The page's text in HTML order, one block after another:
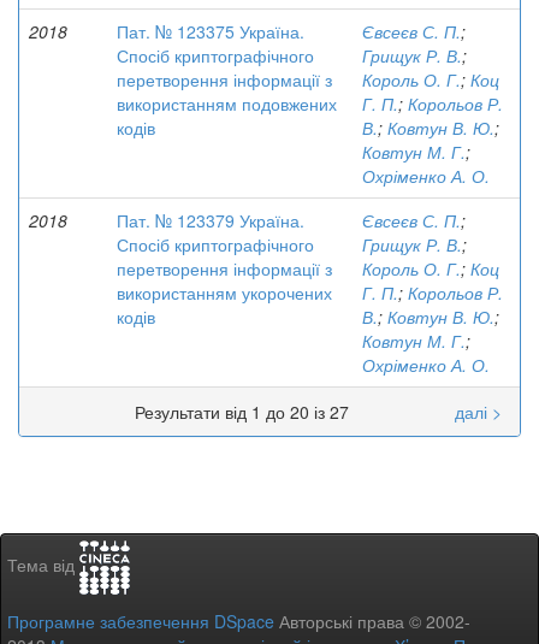
2018
Пат. № 123375 Україна.
Спосіб криптографічного
перетворення інформації з
використанням подовжених
кодів
Євсеєв С. П.;
Грищук Р. В.;
Король О. Г.; Коц
Г. П.; Корольов Р.
В.; Ковтун В. Ю.;
Ковтун М. Г.;
Охріменко А. О.
2018
Пат. № 123379 Україна.
Спосіб криптографічного
перетворення інформації з
використанням укорочених
кодів
Євсеєв С. П.;
Грищук Р. В.;
Король О. Г.; Коц
Г. П.; Корольов Р.
В.; Ковтун В. Ю.;
Ковтун М. Г.;
Охріменко А. О.
Результати від 1 до 20 із 27
далі >
Тема від
Програмне забезпечення DSpace Авторські права © 2002-